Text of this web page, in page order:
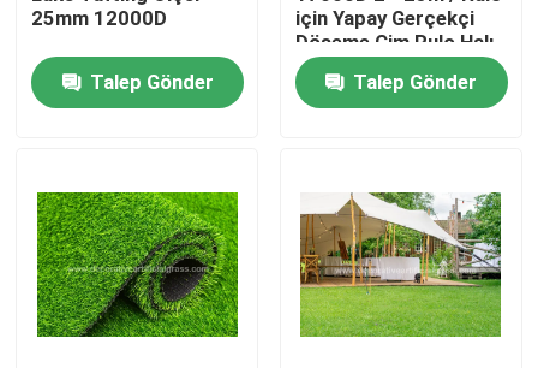
Ürün:% s
Hakkımızda
25mm 12000D
Talep Gönder
için Yapay Gerçekçi
Döşeme Çim Rulo Halı
Talep Gönder